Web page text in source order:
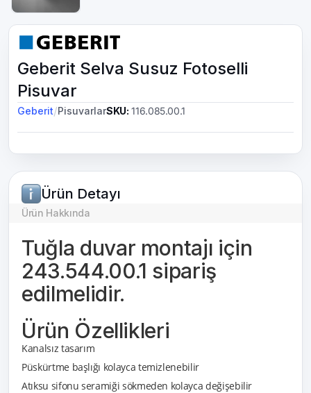
Geberit Selva Susuz Fotoselli
Pisuvar
Geberit/PisuvarlarSKU: 116.085.00.1
Ürün Detayı
Ürün Hakkında
Tuğla duvar montajı için
243.544.00.1 sipariş
edilmelidir.
Ürün Özellikleri
Kanalsız tasarım
Püskürtme başlığı kolayca temizlenebilir
Atıksu sifonu seramiği sökmeden kolayca değişebilir